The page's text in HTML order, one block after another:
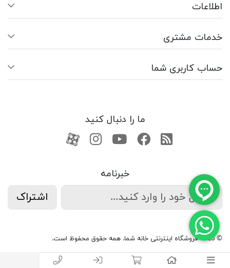
اطلاعات
خدمات مشتری
حساب کاربری شما
ما را دنبال کنید
RSSفیسبوکیوتیوبکانال آپارات
کانال آپارات
خبرنامه
اشتراک
© 2026 فروشگاه اینترنتی خانه شما. همه حقوق محفوظ است.